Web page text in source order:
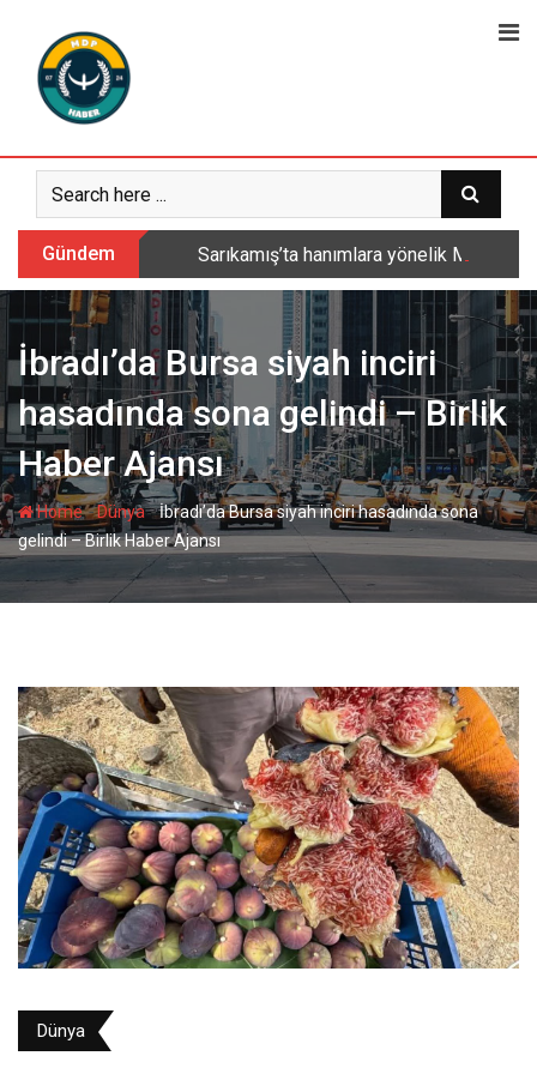
content
Gündem Sarıkamış’ta hanımlara yönelik
İbradı’da Bursa siyah inciri
hasadında sona gelindi – Birlik
Haber Ajansı
Home-Dünya-İbradı’da Bursa siyah inciri hasadında sona
gelindi – Birlik Haber Ajansı
Dünya